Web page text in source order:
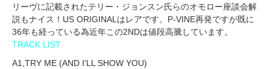
リーヴに記載されたテリー・ジョンスン氏らのオモロー座談会解
説もナイス！US ORIGINALはレアです。P-VINE再発ですが既に
36年も経っている為近年この2NDは値段高騰しています。
TRACK LIST
A1,TRY ME (AND I'LL SHOW YOU)